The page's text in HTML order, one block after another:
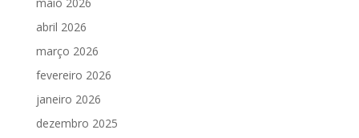
abril 2026
março 2026
fevereiro 2026
janeiro 2026
dezembro 2025